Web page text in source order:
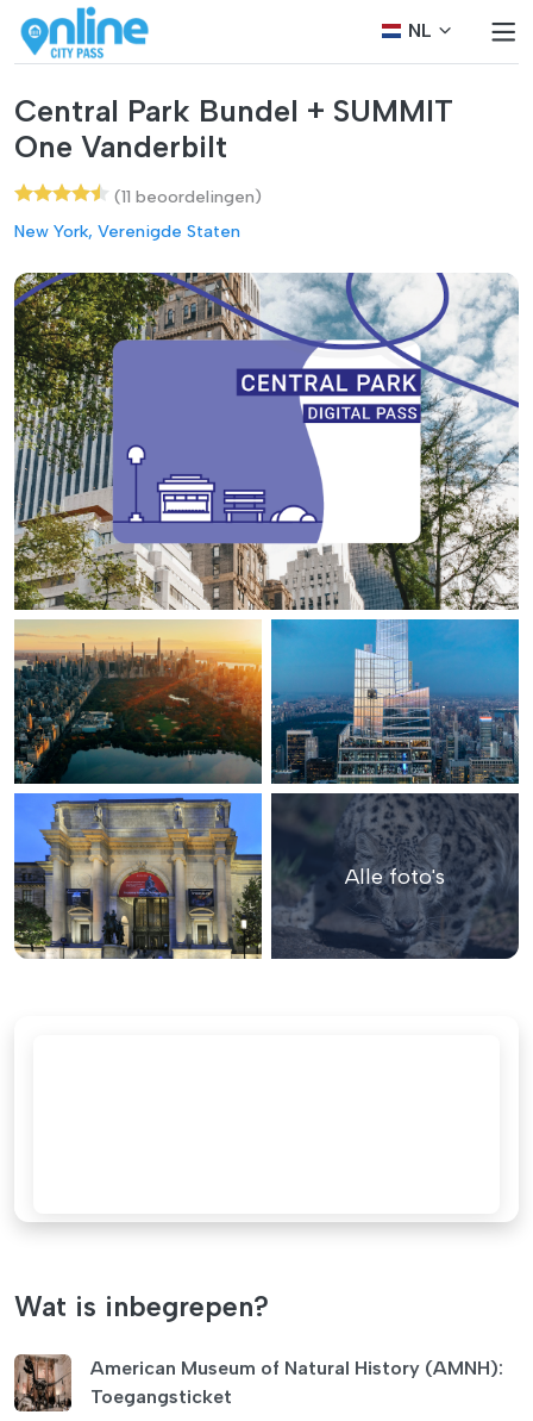
NL
Central Park Bundel + SUMMIT
One Vanderbilt
(11 beoordelingen)
New York, Verenigde Staten
Alle foto's
Wat is inbegrepen?
American Museum of Natural History (AMNH):
Toegangsticket